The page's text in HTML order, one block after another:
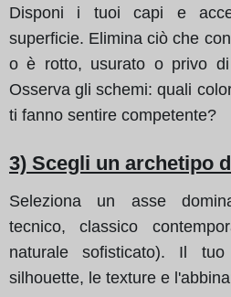
Disponi i tuoi capi e
superficie. Elimina ciò che
o è rotto, usurato o privo
Osserva gli schemi: quali
ti fanno sentire competente?
3) Scegli un archetipo
Seleziona un asse
tecnico, classico
naturale sofisticato). Il
silhouette, le texture e